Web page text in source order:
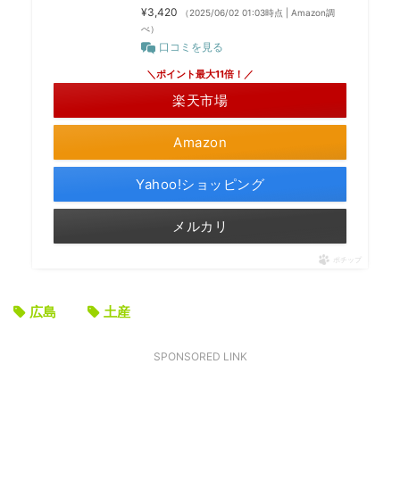
¥3,420
（2025/06/02 01:03時点 | Amazon調
べ）
口コミを見る
Amazon
＼ポイント最大11倍！／
楽天市場
Yahoo!ショッピング
メルカリ
ポチップ
広島 土産
SPONSORED LINK